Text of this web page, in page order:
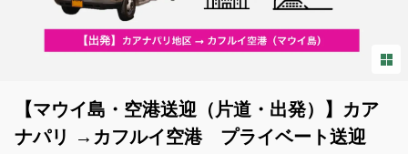
【オアフ島】エリアで選ぶ（コオリナ・カポレイ）
【マウイ島・空港送迎（片道・出発）】カア
ナパリ →カフルイ空港 プライベート送迎